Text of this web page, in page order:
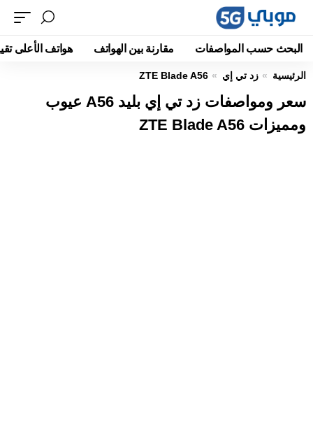
البحث حسب المواصفات مقارنة بين الهواتف هواتف الأعلى
الرئيسية زد تي إي ZTE Blade A56
سعر ومواصفات زد تي إي بليد A56 عيوب
ومميزات ZTE Blade A56